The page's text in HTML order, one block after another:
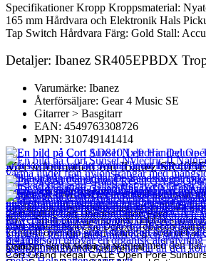
Specifikationer Kropp Kroppsmaterial:
165 mm Hårdvara och Elektronik Hals
Tap Switch Hårdvara Färg: Gold Stall:
Detaljer: Ibanez SR405EPBDX
Varumärke: Ibanez
Återförsäljare: Gear 4 Music SE
Gitarrer > Basgitarr
EAN: 4549763308726
MPN: 310749141414
Mer information om Ibanez
Ibanez SR400EPBDX är ett väl avrundat
rundad ton tillsammans med kristallklara
PowerSpan-pickuperna med dubbla spolar
kontroll över din gitarr samtidigt som det är
kommer du att skina på scenen med den här
Cort AD810 Left Handed Open Pore
2 417kr
Cort Sunset Nylectric Deluxe Tobacco
8 565kr
Cort Sunset Nylectric II Natural
Cort Grand Regal GA1E Open Pore